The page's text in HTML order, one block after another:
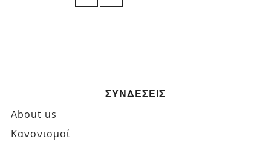
ΣΥΝΔΕΣΕΙΣ
About us
Κανονισμοί